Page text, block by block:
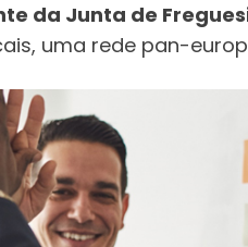
da Junta de
uma rede pan-